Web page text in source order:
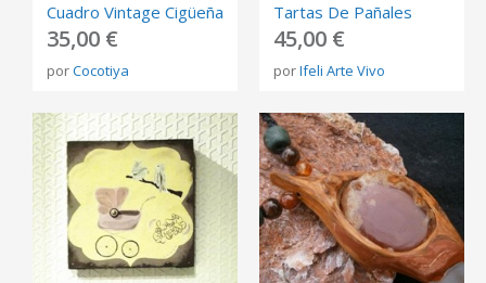
Cuadro Vintage Cigüeña
35,00 €
porCocotiya
Tartas De Pañales
45,00 €
porIfeli Arte Vivo